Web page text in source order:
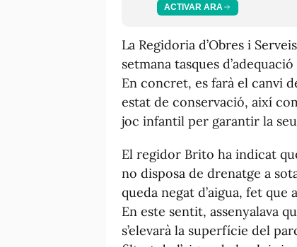
ACTIVAR ARA
La Regidoria d’Obres i
setmana tasques
En concret, es farà el canvi
estat de conservació, així
joc infantil per garantir la
El regidor Brito ha indicat
no disposa de drenatge a
queda negat d’aigua, fet
En este sentit, assenyalava
s’elevarà la superfície del